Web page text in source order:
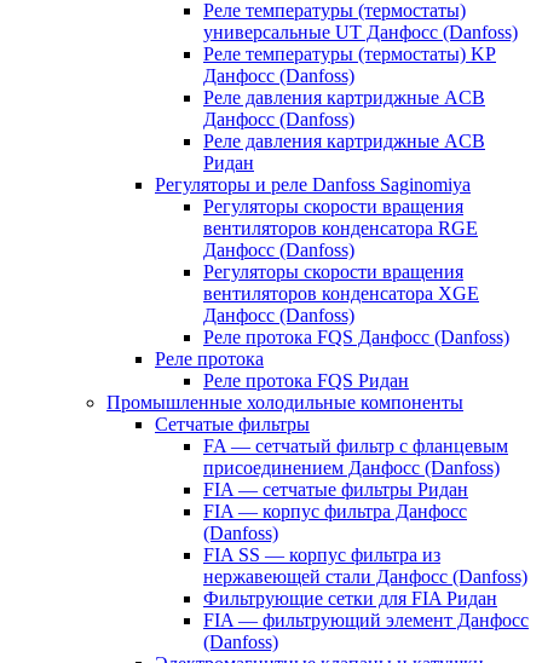
Реле температуры (термостаты)
универсальные UT Данфосс (Danfoss)
Реле температуры (термостаты) KP
Данфосс (Danfoss)
Реле давления картриджные ACB
Данфосс (Danfoss)
Реле давления картриджные ACB
Ридан
Регуляторы и реле Danfoss Saginomiya
Регуляторы скорости вращения
вентиляторов конденсатора RGE
Данфосс (Danfoss)
Регуляторы скорости вращения
вентиляторов конденсатора XGE
Данфосс (Danfoss)
Реле протока FQS Данфосс (Danfoss)
Реле протока
Реле протока FQS Ридан
Промышленные холодильные компоненты
Сетчатые фильтры
FA — сетчатый фильтр с фланцевым
присоединением Данфосс (Danfoss)
FIA — сетчатые фильтры Ридан
FIA — корпус фильтра Данфосс
(Danfoss)
FIA SS — корпус фильтра из
нержавеющей стали Данфосс (Danfoss)
Фильтрующие сетки для FIA Ридан
FIA — фильтрующий элемент Данфосс
(Danfoss)